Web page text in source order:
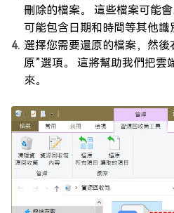
刪除的檔案。 這些檔案可能
可能包含日期和時間等其他識
選擇您需要還原的檔案，然後
原”選項。 這將幫助我們把雲
來。